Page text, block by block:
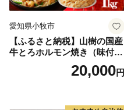
愛知県小牧市
【ふるさと納税】山樹の国産
牛とろホルモン焼き（味付
20,000円